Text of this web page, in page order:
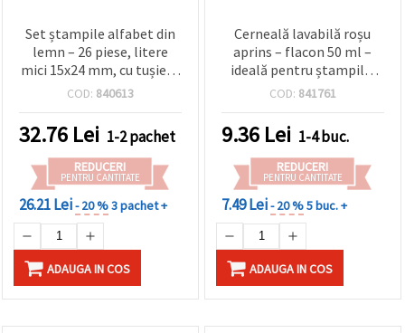
preferințele
în setări
selectând
un tip de
făcând clic
pe butonul
"Salvați"
Аcceptati
toate!
Set ștampile alfabet din
lemn – 26 piese, litere
mici 15x24 mm, cu tușieră
24x24 mm
COD: 840613
32.76 Lei 1-2 pachet
REDUCERI
PENTRU CANTITATE
26.21 Lei- 20 %3 pachet +
ADAUGA IN COS
Cerneală lavabilă roșu
aprins – flacon 50 ml –
ideală pentru ștampile,
craft, hobby și proiecte
COD: 841761
9.36 Lei 1-4 buc.
REDUCERI
PENTRU CANTITATE
7.49 Lei- 20 %5 buc. +
ADAUGA IN COS